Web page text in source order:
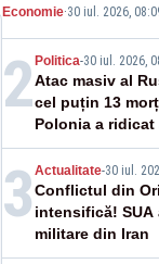
care scufundă
Economie·30 iul. 2026,
2 Politica-30 iul. 2026,
Atac masiv al
cel puțin 13
Polonia a ridicat
vânătoare
3 Actualitate-30 iul.
Conflictul din
intensifică!
militare din Iran